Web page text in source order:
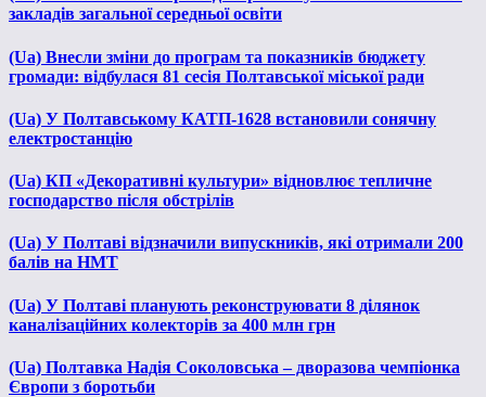
закладів загальної середньої освіти
(Ua) Внесли зміни до програм та показників бюджету
громади: відбулася 81 сесія Полтавської міської ради
(Ua) У Полтавському КАТП-1628 встановили сонячну
електростанцію
(Ua) КП «Декоративні культури» відновлює тепличне
господарство після обстрілів
(Ua) У Полтаві відзначили випускників, які отримали 200
балів на НМТ
(Ua) У Полтаві планують реконструювати 8 ділянок
каналізаційних колекторів за 400 млн грн
(Ua) Полтавка Надія Соколовська – дворазова чемпіонка
Європи з боротьби